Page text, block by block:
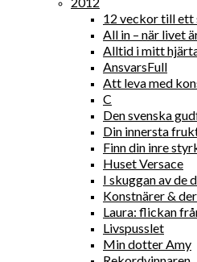
12 veckor till ett
All in – när livet
Alltid i mitt
AnsvarsFull
Att leva med
C
Den svenska
Din innersta
Finn din inre
Huset Versace
I skuggan av de
Konstnärer &
Laura: flickan
Livspusslet
Min dotter Amy